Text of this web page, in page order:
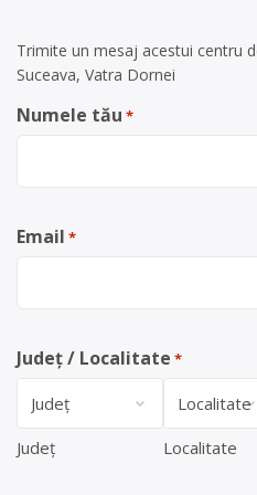
Trimite un mesaj acestui centru
Suceava, Vatra Dornei
Numele tău *
Email *
Județ / Localitate *
Județ Localitate